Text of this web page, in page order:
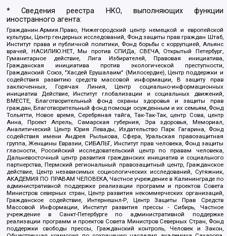
* Сведения реестра НКО, выполняющих функции
иностранного агента:
Гражданин.Армия.Право, Нижегородский центр немецкой и европейской
культуры, Центр гендерных исследований, Фонд защиты прав граждан Штаб,
Институт права и публичной политики, Фонд борьбы с коррупцией, Альянс
врачей, НАСИЛИЮ.НЕТ, Мы против СПИДа, СВЕЧА, Открытый Петербург,
Гуманитарное действие, Лига Избирателей, Правовая инициатива,
Гражданская инициатива против экологической преступности,
Гражданский Союз, "Хасдей Ерушалаим" (Милосердие), Центр поддержки и
содействия развитию средств массовой информации, В защиту прав
заключенных, Горячая Линия, Центр социально-информационных
инициатив Действие, Институт глобализации и социальных движений,
ВМЕСТЕ, Благотворительный фонд охраны здоровья и защиты прав
граждан, Благотворительный фонд помощи осужденным и их семьям, Фонд
Тольятти, Новое время, Серебряная тайга, Так-Так-Так, центр Сова, центр
Анна, Проект Апрель, Самарская губерния, Эра здоровья, Мемориал,
Аналитический Центр Юрия Левады, Издательство Парк Гагарина, Фонд
содействия имени Андрея Рылькова, Сфера, Уральская правозащитная
группа, Женщины Евразии, СИБАЛЬТ, Институт прав человека, Фонд защиты
гласности, Российский исследовательский центр по правам человека,
Дальневосточный центр развития гражданских инициатив и социального
партнерства, Пермский региональный правозащитный центр, Гражданское
действие, Центр независимых социологических исследований, Сутяжник,
АКАДЕМИЯ ПО ПРАВАМ ЧЕЛОВЕКА, Частное учреждение в Калининграде по
административной поддержке реализации программ и проектов Совета
Министров северных стран, Центр развития некоммерческих организаций,
Гражданское содействие, Интернешнл-Р, Центр Защиты Прав Средств
Массовой Информации, Институт развития прессы - Сибирь, Частное
учреждение в Санкт-Петербурге по административной поддержке
реализации программ и проектов Совета Министров Северных Стран, Фонд
поддержки свободы прессы, Гражданский контроль, Человек и Закон,